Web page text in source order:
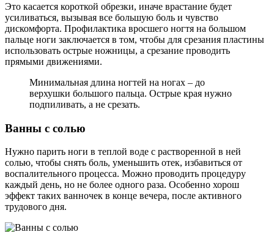
Это касается короткой обрезки, иначе врастание будет
усиливаться, вызывая все большую боль и чувство
дискомфорта. Профилактика вросшего ногтя на большом
пальце ноги заключается в том, чтобы для срезания пластины
использовать острые ножницы, а срезание проводить
прямыми движениями.
Минимальная длина ногтей на ногах – до
верхушки большого пальца. Острые края нужно
подпиливать, а не срезать.
Ванны с солью
Нужно парить ноги в теплой воде с растворенной в ней
солью, чтобы снять боль, уменьшить отек, избавиться от
воспалительного процесса. Можно проводить процедуру
каждый день, но не более одного раза. Особенно хорош
эффект таких ванночек в конце вечера, после активного
трудового дня.